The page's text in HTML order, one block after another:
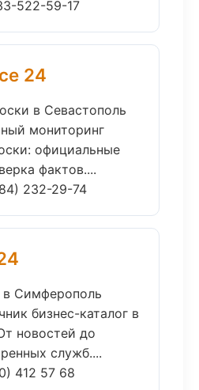
522-59-17
24
в Севастополь
мониторинг
официальные
фактов....
232-29-74
в Симферополь
бизнес-каталог в
новостей до
служб....
412 57 68